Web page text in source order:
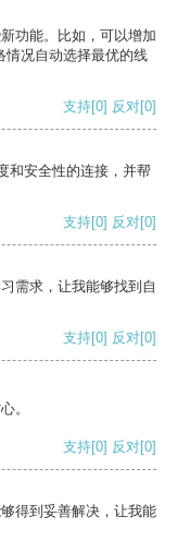
功能。比如，可以增加
情况自动选择最优的线
支持[0] 反对[0]
和安全性的连接，并帮
支持[0] 反对[0]
需求，让我能够找到自
支持[0] 反对[0]
。
支持[0] 反对[0]
得到妥善解决，让我能